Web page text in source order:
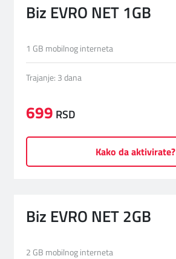
Biz EVRO NET 1GB
1 GB mobilnog interneta
Trajanje: 3 dana
699 RSD
Kako da aktivirate?
Biz EVRO NET 2GB
2 GB mobilnog interneta